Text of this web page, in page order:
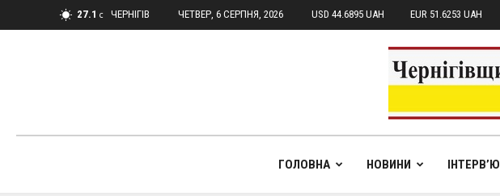
27.1 C ЧЕРНІГІВ ЧЕТВЕР, 6 СЕРПНЯ, 2026 USD 44.6895 UAH EUR 51.6253 UAH
ГОЛОВНА НОВИНИ ІНТЕРВ’Ю